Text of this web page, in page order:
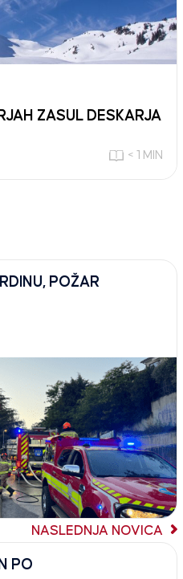
ZASUL DESKARJA
< 1 MIN
POŽAR
NASLEDNJA NOVICA
PO